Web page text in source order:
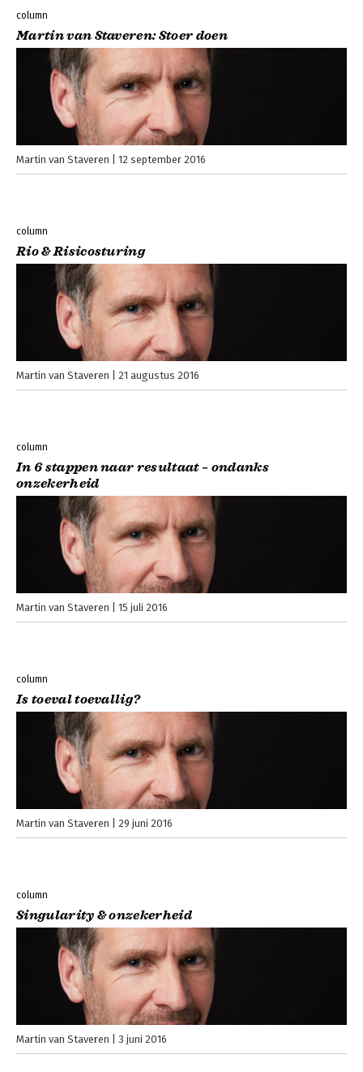
column
Martin van Staveren: Stoer doen
Martin van Staveren 12 september 2016
column
Rio & Risicosturing
Martin van Staveren 21 augustus 2016
column
In 6 stappen naar resultaat – ondanks
onzekerheid
Martin van Staveren 15 juli 2016
column
Is toeval toevallig?
Martin van Staveren 29 juni 2016
column
Singularity & onzekerheid
Martin van Staveren 3 juni 2016